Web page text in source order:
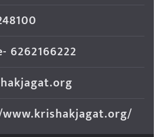
6262166222